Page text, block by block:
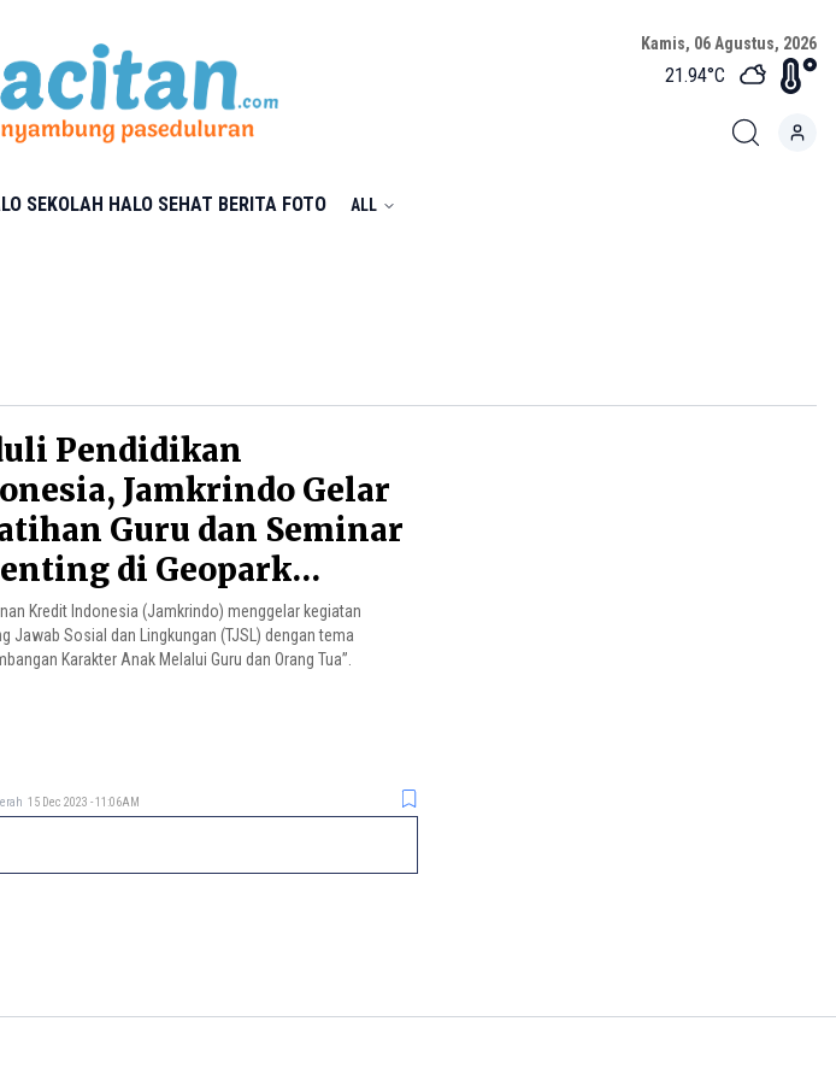
Kamis, 06 Agustus, 2026
21.94°C
SEKOLAH HALO SEHAT BERITA FOTO ALL
Pendidikan
Jamkrindo Gelar
Guru dan Seminar
di Geopark
Kredit Indonesia (Jamkrindo) menggelar kegiatan
Jawab Sosial dan Lingkungan (TJSL) dengan tema
Karakter Anak Melalui Guru dan Orang Tua”.
15 Dec 2023 - 11:06AM